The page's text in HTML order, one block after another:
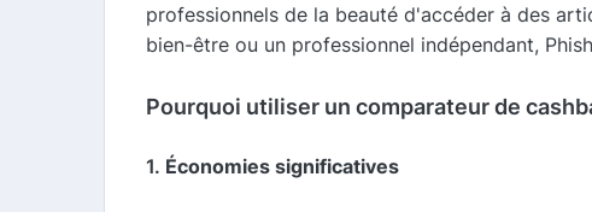
professionnels de la beauté d'accéder à des
bien-être ou un professionnel indépendant,
Pourquoi utiliser un comparateur de
1. Économies significatives